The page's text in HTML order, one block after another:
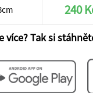
240
více? Tak si